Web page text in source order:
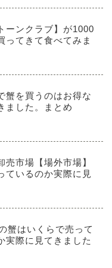
ーンクラブ】が1000
ってきて食べてみま
蟹を買うのはお得な
ました。まとめ
市場【場外市場】
ているのか実際に見
蟹はいくらで売って
実際に見てきました